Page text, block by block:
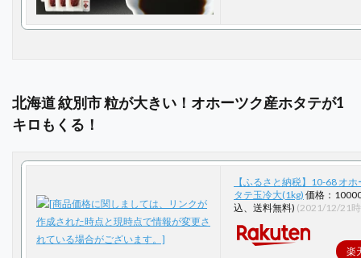
北海道 紋別市 粒が大きい！オホーツク産ホタテが1
キロもくる！
【ふるさと納税】10-68 オ
タテ玉冷大(1kg) 価格：
込、送料無料) (2021/12/21
楽